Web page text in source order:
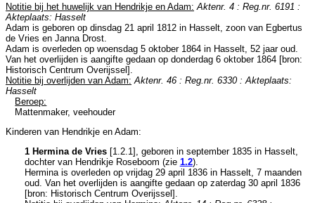
Notitie bij het huwelijk van Hendrikje en Adam: Aktenr. 4 : Reg.nr. 6191 :
Akteplaats: Hasselt
Adam is geboren op dinsdag 21 april 1812 in Hasselt , zoon van Egbertus
de Vries en Janna Drost.
Adam is overleden op woensdag 5 oktober 1864 in Hasselt , 52 jaar oud.
Van het overlijden is aangifte gedaan op donderdag 6 oktober 1864 [bron:
Historisch Centrum Overijssel].
Notitie bij overlijden van Adam: Aktenr. 46 : Reg.nr. 6330 : Akteplaats:
Hasselt
Beroep:
Mattenmaker, veehouder
Kinderen van Hendrikje en Adam:
1 Hermina de Vries[1.2.1], geboren in september 1835 in Hasselt,
dochter van Hendrikje Roseboom (zie 1.2).
Hermina is overleden op vrijdag 29 april 1836 in Hasselt, 7 maanden
oud. Van het overlijden is aangifte gedaan op zaterdag 30 april 1836
[bron: Historisch Centrum Overijssel ].